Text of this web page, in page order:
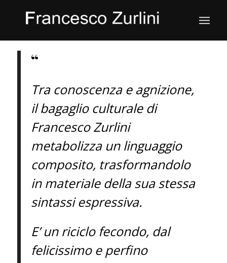
“
Tra conoscenza e agnizione,
il bagaglio culturale di
Francesco Zurlini
metabolizza un linguaggio
composito, trasformandolo
in materiale della sua stessa
sintassi espressiva.
E’ un riciclo fecondo, dal
felicissimo e perfino